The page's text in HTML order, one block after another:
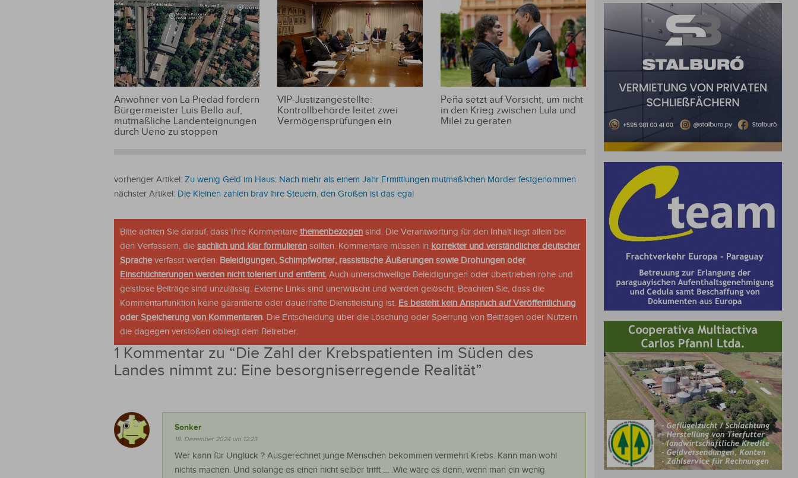
Anwohner von La Piedad fordern
Bürgermeister Luis Bello auf,
mutmaßliche Landenteignungen
durch Ueno zu stoppen
VIP-Justizangestellte:
Kontrollbehörde leitet zwei
Vermögensprüfungen ein
Peña setzt auf Vorsicht, um nicht
in den Krieg zwischen Lula und
Milei zu geraten
vorheriger Artikel: Zu wenig Geld im Haus: Nach mehr als einem Jahr Ermittlungen mutmaßlichen Mörder festgenommen
nächster Artikel: Die Kleinen zahlen brav ihre Steuern, den Großen ist das egal
Bitte achten Sie darauf, dass Ihre Kommentare themenbezogen sind. Die Verantwortung für den Inhalt liegt allein bei
den Verfassern, die sachlich und klar formulieren sollten. Kommentare müssen in korrekter und verständlicher deutscher
Spracheverfasst werden. Beleidigungen, Schimpfwörter, rassistische Äußerungen sowie Drohungen oder
Einschüchterungen werden nicht toleriert und entfernt. Auch unterschwellige Beleidigungen oder übertrieben rohe und
geistlose Beiträge sind unzulässig. Externe Links sind unerwüscht und werden gelöscht. Beachten Sie, dass die
Kommentarfunktion keine garantierte oder dauerhafte Dienstleistung ist. Es besteht kein Anspruch auf Veröffentlichung
oder Speicherung von Kommentaren. Die Entscheidung über die Löschung oder Sperrung von Beiträgen oder Nutzern
die dagegen verstoßen obliegt dem Betreiber.
1 Kommentar zu “Die Zahl der Krebspatienten im Süden des
Landes nimmt zu: Eine besorgniserregende Realität”
Sonker
18. Dezember 2024 um 12:23
Wer kann für Unglück ? Ausgerechnet junge Menschen bekommen vermehrt Krebs. Kann man wohl
nichts machen. Und solange es einen nicht selber trifft … .Wie wäre es denn, wenn man ein wenig